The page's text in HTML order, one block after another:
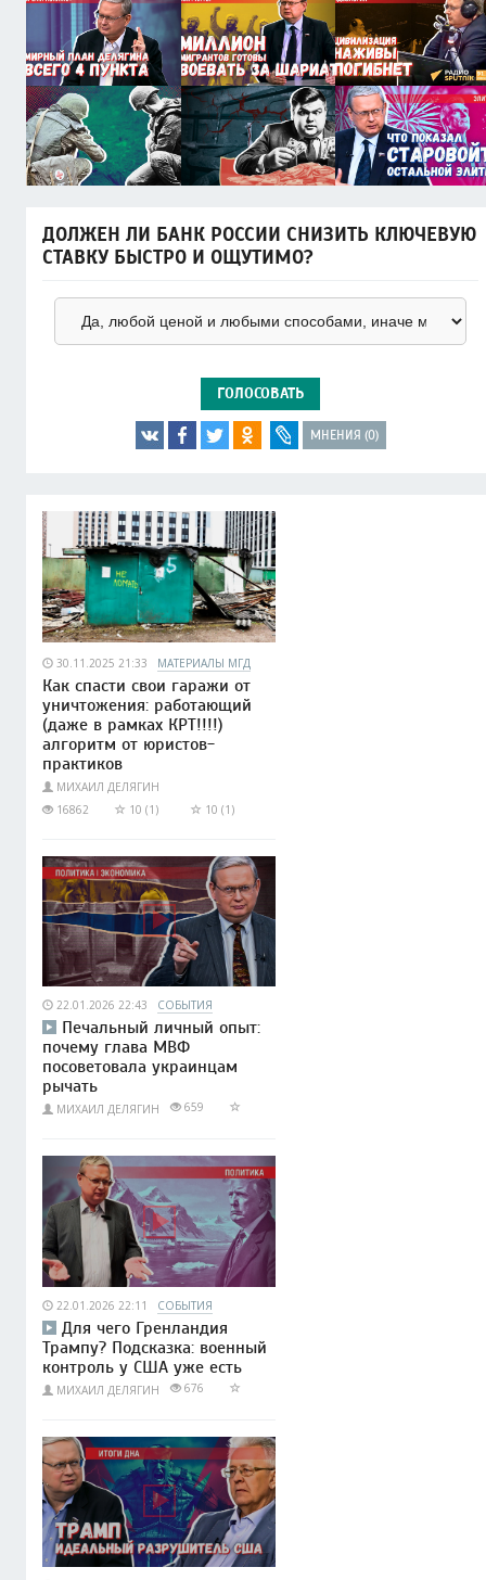
ДОЛЖЕН ЛИ БАНК РОССИИ СНИЗИТЬ КЛЮЧЕВУЮ
СТАВКУ БЫСТРО И ОЩУТИМО?
ГОЛОСОВАТЬ
МНЕНИЯ (0)
30.11.2025 21:33 МАТЕРИАЛЫ МГД
Как спасти свои гаражи от
уничтожения: работающий
(даже в рамках КРТ!!!!)
алгоритм от юристов-
практиков
МИХАИЛ ДЕЛЯГИН
16862
10 (1) 10 (1)
22.01.2026 22:43 СОБЫТИЯ
Печальный личный опыт:
почему глава МВФ
посоветовала украинцам
рычать
МИХАИЛ ДЕЛЯГИН 659
22.01.2026 22:11 СОБЫТИЯ
Для чего Гренландия
Трампу? Подсказка: военный
контроль у США уже есть
МИХАИЛ ДЕЛЯГИН 676